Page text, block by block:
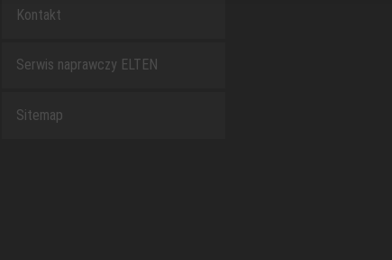
Kontakt
Serwis naprawczy ELTEN
Sitemap